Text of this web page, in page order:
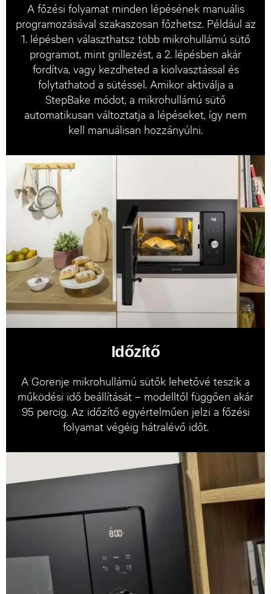
A főzési folyamat minden lépésének manuális
programozásával szakaszosan főzhetsz. Például az
1. lépésben választhatsz több mikrohullámú sütő
programot, mint grillezést, a 2. lépésben akár
fordítva, vagy kezdheted a kiolvasztással és
folytathatod a sütéssel. Amikor aktiválja a
StepBake módot, a mikrohullámú sütő
automatikusan változtatja a lépéseket, így nem
kell manuálisan hozzányúlni.
Időzítő
A Gorenje mikrohullámú sütők lehetővé teszik a
működési idő beállítását – modelltől függően akár
95 percig. Az időzítő egyértelműen jelzi a főzési
folyamat végéig hátralévő időt.